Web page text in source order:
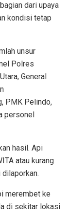
dari upaya
kondisi tetap
unsur
Polres
General
PMK Pelindo,
personel
hasil. Api
atau kurang
merembet ke
di sekitar lokasi